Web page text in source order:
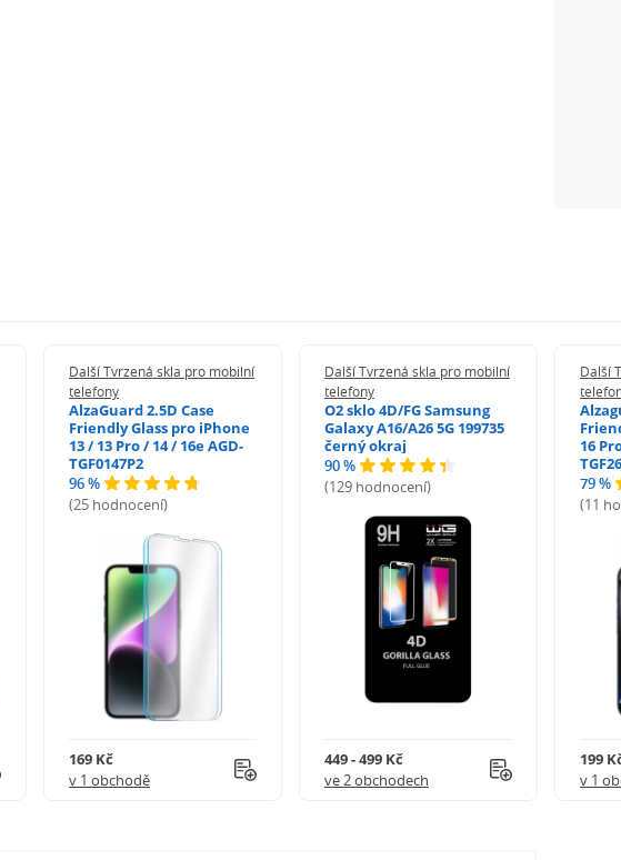
Další Tvrzená skla pro mobilní
telefony
AlzaGuard 2.5D Case
Friendly Glass pro iPhone
13 / 13 Pro / 14 / 16e AGD-
TGF0147P2
96 %
(25 hodnocení)
169 Kč
v 1 obchodě
Další Tvrzená skla pro mobilní
telefony
O2 sklo 4D/FG Samsung
Galaxy A16/A26 5G 199735
černý okraj
90 %
(129 hodnocení)
449 - 499 Kč
ve 2 obchodech
Další
16
79 %
(11
199
v 1